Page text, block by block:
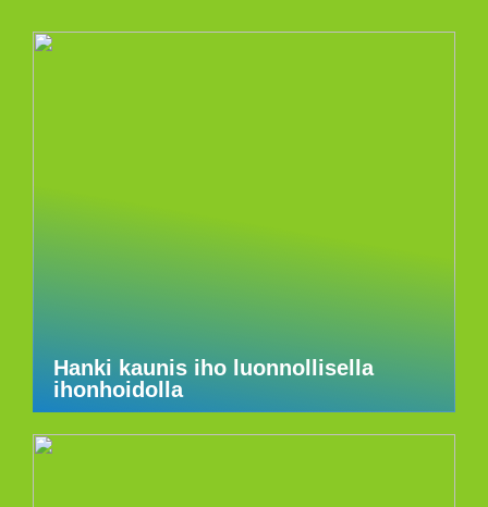
Hanki kaunis iho luonnollisella
ihonhoidolla